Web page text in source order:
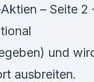
– Seite 2
und
ausbreiten.